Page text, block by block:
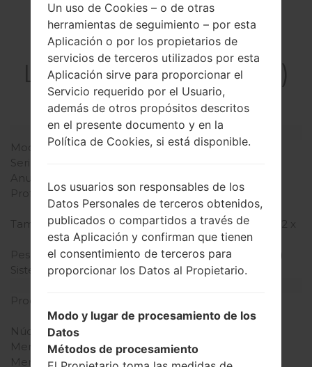
La especificación
LGVC110B(LGVC110B)
akaLG Gizmo Pal 2
Modelo y sus características
Modelo
LGVC110B
Serie
Anunciado
Profundidad
14.2 milímetros (0.55
pulgadas)
Tamaño (dimensiones)
49 x 37.8 milímetros (1.92 x
1.45 pulgadas)
Peso
45.4 gramos (1.60 onzas)
Sistema de operación
-
Procesador
QSC6155
Núcleos de UCP
Memoria RAM
-
Memoria interna
-
Un uso de Cookies – o de otras
herramientas de seguimiento – por esta
Aplicación o por los propietarios de
servicios de terceros utilizados por esta
Aplicación sirve para proporcionar el
Servicio requerido por el Usuario,
además de otros propósitos descritos
en el presente documento y en la
Política de Cookies, si está disponible.
Los usuarios son responsables de los
Datos Personales de terceros obtenidos,
publicados o compartidos a través de
esta Aplicación y confirman que tienen
el consentimiento de terceros para
proporcionar los Datos al Propietario.
Modo y lugar de procesamiento de los
Datos
Métodos de procesamiento